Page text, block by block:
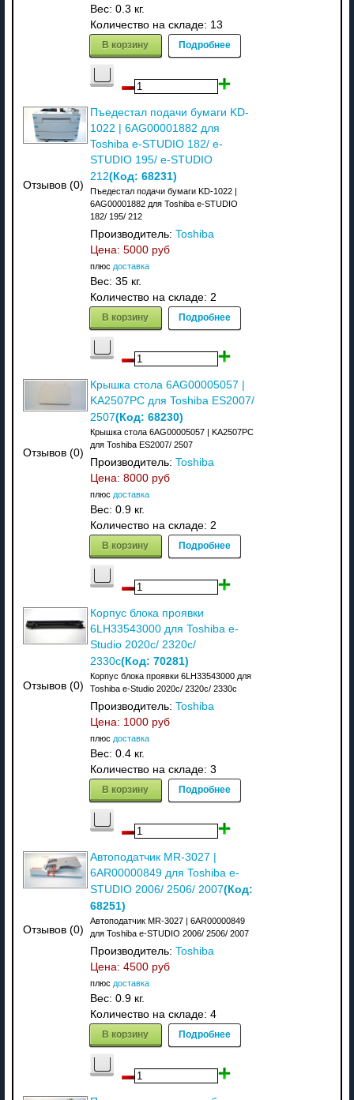
Вес: 0.3 кг.
Количество на складе: 13
В корзину Подробнее
Отзывов (0)
Пъедестал подачи бумаги KD-
1022 | 6AG00001882 для
Toshiba e-STUDIO 182/ e-
STUDIO 195/ e-STUDIO
212(Код: 68231)
Пъедестал подачи бумаги KD-1022 |
6AG00001882 для Toshiba e-STUDIO
182/ 195/ 212
Производитель: Toshiba
Цена: 5000 руб
плюс доставка
Вес: 35 кг.
Количество на складе: 2
В корзину Подробнее
Отзывов (0)
Крышка стола 6AG00005057 |
KA2507PC для Toshiba ES2007/
2507(Код: 68230)
Крышка стола 6AG00005057 | KA2507PC
для Toshiba ES2007/ 2507
Производитель: Toshiba
Цена: 8000 руб
плюс доставка
Вес: 0.9 кг.
Количество на складе: 2
В корзину Подробнее
Отзывов (0)
Корпус блока проявки
6LH33543000 для Toshiba e-
Studio 2020c/ 2320c/
2330c(Код: 70281)
Корпус блока проявки 6LH33543000 для
Toshiba e-Studio 2020c/ 2320c/ 2330c
Производитель: Toshiba
Цена: 1000 руб
плюс доставка
Вес: 0.4 кг.
Количество на складе: 3
В корзину Подробнее
Отзывов (0)
Автоподатчик MR-3027 |
6AR00000849 для Toshiba e-
STUDIO 2006/ 2506/ 2007(Код:
68251)
Автоподатчик MR-3027 | 6AR00000849
для Toshiba e-STUDIO 2006/ 2506/ 2007
Производитель: Toshiba
Цена: 4500 руб
плюс доставка
Вес: 0.9 кг.
Количество на складе: 4
В корзину Подробнее